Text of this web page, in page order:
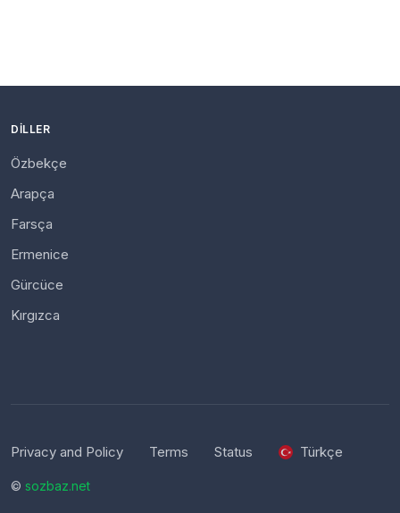
DILLER
Özbekçe
Arapça
Farsça
Ermenice
Gürcüce
Kırgızca
Privacy and Policy Terms Status Türkçe
© sozbaz.net